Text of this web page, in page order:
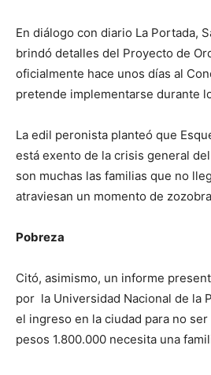
En diálogo con diario La Portada,
brindó detalles del Proyecto de
oficialmente hace unos días al
pretende implementarse durante
La edil peronista planteó que
está exento de la crisis general
son muchas las familias que no
atraviesan un momento de
Pobreza
Citó, asimismo, un informe
por la Universidad Nacional de la
el ingreso en la ciudad para no
pesos 1.800.000 necesita una